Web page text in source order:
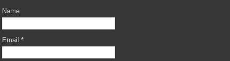
Name
Email*